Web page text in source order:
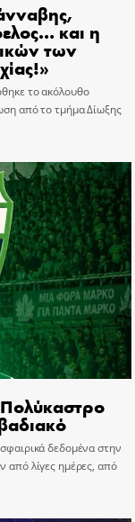
και η
των
το ακόλουθο
από το τμήμα Δίωξης
δεδομένα στην
από λίγες ημέρες, από